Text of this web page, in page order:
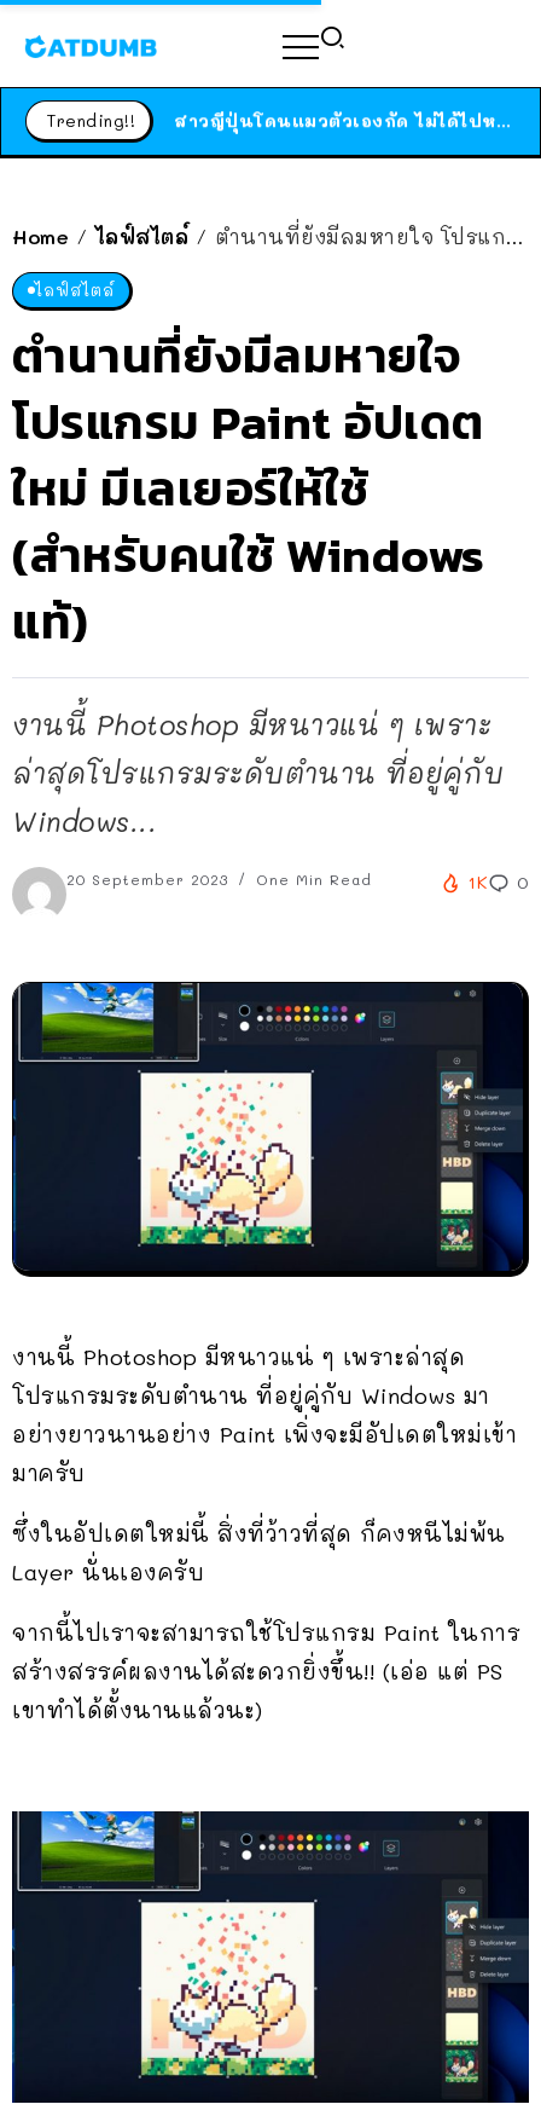
Trending!! ได้เวลาเด็กหนวดรวมตัว RF Online Next เปิดให้เล่นแล้ว เกม Sci-Fi MMORPG ระดับตำนาน เล่นได้ทั้งมือถือและ PC
Home / ไลฟ์สไตล์ / ตำนานที่ยังมีลมหายใจ โปรแกรม Paint อัปเดตใหม่ มีเลเยอร์ให้ใช้ (สำหรับคนใช้ Windows แท้)
ไลฟ์สไตล์
ตำนานที่ยังมีลมหายใจ
โปรแกรม Paint อัปเดต
ใหม่ มีเลเยอร์ให้ใช้
(สำหรับคนใช้ Windows
แท้)
งานนี้ Photoshop มีหนาวแน่ ๆ เพราะ
ล่าสุดโปรแกรมระดับตำนาน ที่อยู่คู่กับ
Windows...
20 September 2023 One Min Read 1K 0
งานนี้ Photoshop มีหนาวแน่ ๆ เพราะล่าสุด
โปรแกรมระดับตำนาน ที่อยู่คู่กับ Windows มา
อย่างยาวนานอย่าง Paint เพิ่งจะมีอัปเดตใหม่เข้า
มาครับ
ซึ่งในอัปเดตใหม่นี้ สิ่งที่ว้าวที่สุด ก็คงหนีไม่พ้น
Layer นั่นเองครับ
จากนี้ไปเราจะสามารถใช้โปรแกรม Paint ในการ
สร้างสรรค์ผลงานได้สะดวกยิ่งขึ้น!! (เอ่อ แต่ PS
เขาทำได้ตั้งนานแล้วนะ)